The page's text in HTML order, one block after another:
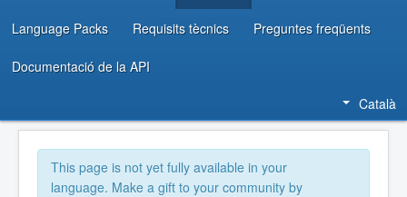
Language Packs Requisits tècnics Preguntes freqüents
Documentació de la API
Català
This page is not yet fully available in your
language. Make a gift to your community by